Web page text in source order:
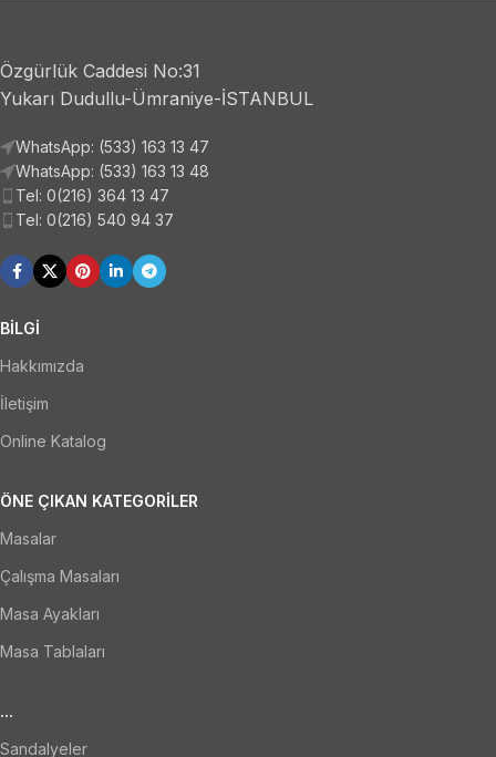
Özgürlük Caddesi No:31
Yukarı Dudullu-Ümraniye-İSTANBUL
WhatsApp: (533) 163 13 47
WhatsApp: (533) 163 13 48
Tel: 0(216) 364 13 47
Tel: 0(216) 540 94 37
BİLGİ
Hakkımızda
İletişim
Online Katalog
ÖNE ÇIKAN KATEGORILER
Masalar
Çalışma Masaları
Masa Ayakları
Masa Tablaları
...
Sandalyeler